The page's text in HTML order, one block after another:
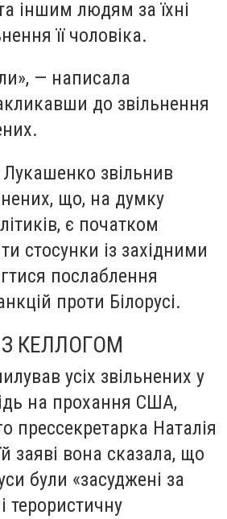
іншим людям за їхні
її чоловіка.
— написала
до звільнення
Лукашенко звільнив
що, на думку
є початком
стосунки із західними
послаблення
проти Білорусі.
КЕЛЛОГОМ
усіх звільнених у
на прохання США,
прессекретарка Наталія
заяві вона сказала, що
були «засуджені за
терористичну